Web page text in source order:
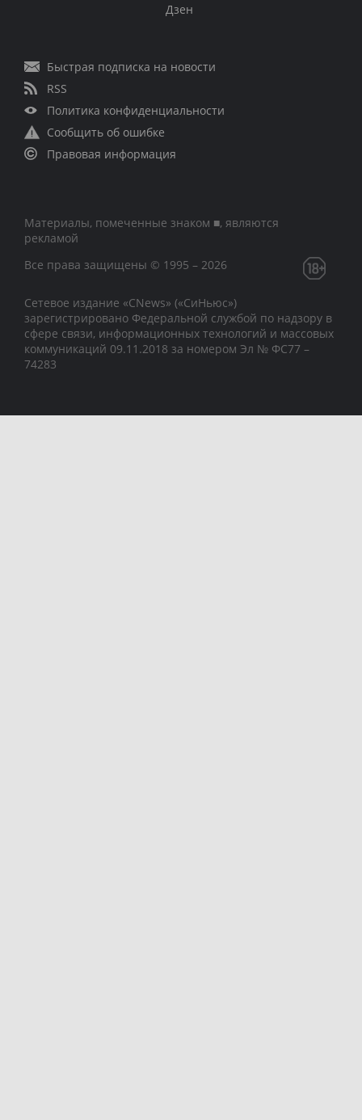
Дзен
Быстрая подписка на новости
RSS
Политика конфиденциальности
Сообщить об ошибке
Правовая информация
Материалы, помеченные знаком ■, являются
рекламой
Все права защищены © 1995 – 2026
Сетевое издание «CNews» («СиНьюс»)
зарегистрировано Федеральной службой по надзору в
сфере связи, информационных технологий и массовых
коммуникаций 09.11.2018 за номером Эл № ФС77 –
74283